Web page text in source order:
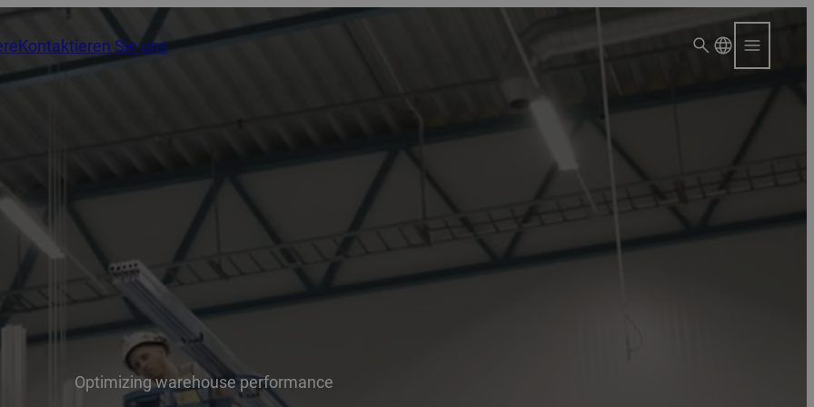
Kontaktieren Sie uns
Optimizing warehouse performance